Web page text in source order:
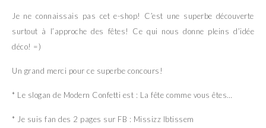
Je ne connaissais pas cet e-shop! C’est une superbe découverte
surtout à l’approche des fêtes! Ce qui nous donne pleins d’idée
déco! =)
Un grand merci pour ce superbe concours!
* Le slogan de Modern Confetti est : La fête comme vous êtes…
* Je suis fan des 2 pages sur FB : Missizz Ibtissem